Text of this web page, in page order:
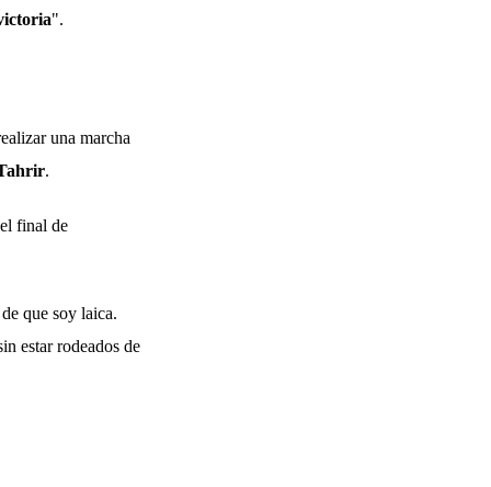
".
una marcha
.
final de
que soy laica.
estar rodeados de